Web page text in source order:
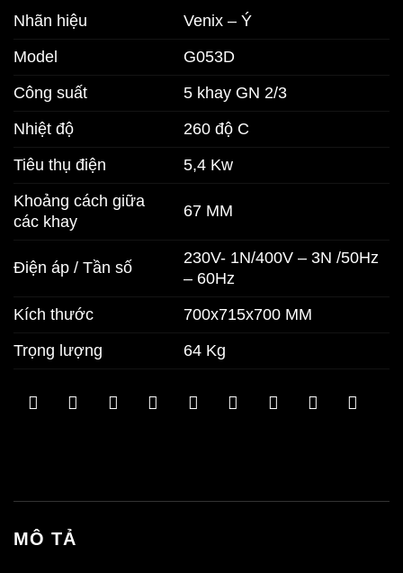
Nhãn hiệu
Venix – Ý
Model
G053D
Công suất
5 khay GN 2/3
Nhiệt độ
260 độ C
Tiêu thụ điện
5,4 Kw
Khoảng cách giữa
các khay
67 MM
Điện áp / Tần số
230V- 1N/400V – 3N /50Hz
– 60Hz
Kích thước
700x715x700 MM
Trọng lượng
64 Kg
MÔ TẢ